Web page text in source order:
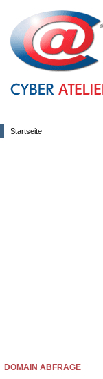
Startseite
DOMAIN ABFRAGE